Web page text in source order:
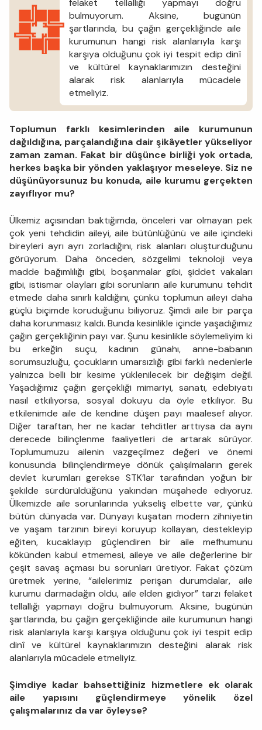
bulmuyorum. Aksine, bugünün
şartlarında, bu çağın gerçekliğinde aile
kurumunun hangi risk alanlarıyla karşı
karşıya olduğunu çok iyi tespit edip dinî
ve kültürel kaynaklarımızın desteğini
alarak risk alanlarıyla mücadele
etmeliyiz.
Toplumun farklı kesimlerinden aile kurumunun
dağıldığına, parçalandığına dair şikâyetler yükseliyor
zaman zaman. Fakat bir düşünce birliği yok ortada,
herkes başka bir yönden yaklaşıyor meseleye. Siz ne
düşünüyorsunuz bu konuda, aile kurumu gerçekten
zayıflıyor mu?
Ülkemiz açısından baktığımda, önceleri var olmayan pek
çok yeni tehdidin aileyi, aile bütünlüğünü ve aile içindeki
bireyleri ayrı ayrı zorladığını, risk alanları oluşturduğunu
görüyorum. Daha önceden, sözgelimi teknoloji veya
madde bağımlılığı gibi, boşanmalar gibi, şiddet vakaları
gibi, istismar olayları gibi sorunların aile kurumunu tehdit
etmede daha sınırlı kaldığını, çünkü toplumun aileyi daha
güçlü biçimde koruduğunu biliyoruz. Şimdi aile bir parça
daha korunmasız kaldı. Bunda kesinlikle içinde yaşadığımız
çağın gerçekliğinin payı var. Şunu kesinlikle söylemeliyim ki
bu erkeğin suçu, kadının günahı, anne-babanın
sorumsuzluğu, çocukların umarsızlığı gibi farklı nedenlerle
yalnızca belli bir kesime yüklenilecek bir değişim değil.
Yaşadığımız çağın gerçekliği mimariyi, sanatı, edebiyatı
nasıl etkiliyorsa, sosyal dokuyu da öyle etkiliyor. Bu
etkilenimde aile de kendine düşen payı maalesef alıyor.
Diğer taraftan, her ne kadar tehditler arttıysa da aynı
derecede bilinçlenme faaliyetleri de artarak sürüyor.
Toplumumuzu ailenin vazgeçilmez değeri ve önemi
konusunda bilinçlendirmeye dönük çalışılmaların gerek
devlet kurumları gerekse STK’lar tarafından yoğun bir
şekilde sürdürüldüğünü yakından müşahede ediyoruz.
Ülkemizde aile sorunlarında yükseliş elbette var, çünkü
bütün dünyada var. Dünyayı kuşatan modern zihniyetin
ve yaşam tarzının bireyi koruyup kollayan, destekleyip
eğiten, kucaklayıp güçlendiren bir aile mefhumunu
kökünden kabul etmemesi, aileye ve aile değerlerine bir
çeşit savaş açması bu sorunları üretiyor. Fakat çözüm
üretmek yerine, “ailelerimiz perişan durumdalar, aile
kurumu darmadağın oldu, aile elden gidiyor” tarzı felaket
tellallığı yapmayı doğru bulmuyorum. Aksine, bugünün
şartlarında, bu çağın gerçekliğinde aile kurumunun hangi
risk alanlarıyla karşı karşıya olduğunu çok iyi tespit edip
dinî ve kültürel kaynaklarımızın desteğini alarak risk
alanlarıyla mücadele etmeliyiz.
Şimdiye kadar bahsettiğiniz hizmetlere ek olarak
aile yapısını güçlendirmeye yönelik özel
çalışmalarınız da var öyleyse?